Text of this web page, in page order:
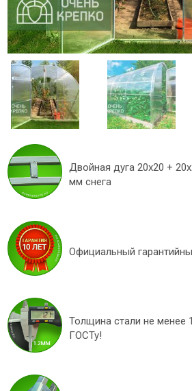
Двойная дуга 20х20 +
мм снега
Официальный
Толщина стали не
ГОСТу!